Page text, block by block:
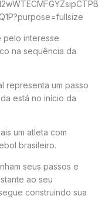
pelo interesse
na sequência da
representa um passo
está no início da
um atleta com
brasileiro.
seus passos e
ao seu
construindo sua